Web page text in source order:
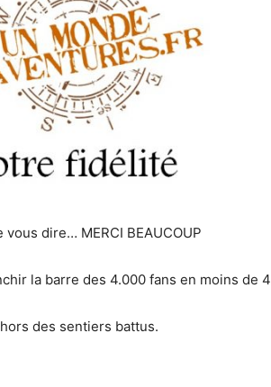
dire… MERCI BEAUCOUP
la barre des 4.000 fans en moins de 4
des sentiers battus.